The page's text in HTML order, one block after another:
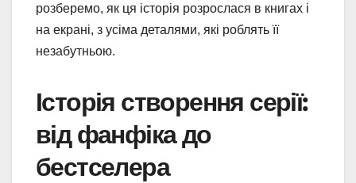
розберемо, як ця історія розрослася в книгах і
на екрані, з усіма деталями, які роблять її
незабутньою.
Історія створення серії:
від фанфіка до
бестселера